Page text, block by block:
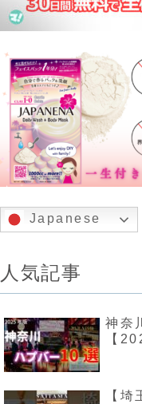
Japanese
人気記事
神奈
【
【